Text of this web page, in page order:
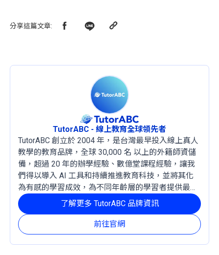
分享這篇文章:
TutorABC - 線上教育全球領先者
TutorABC 創立於 2004 年，是台灣最早投入線上真人
教學的教育品牌，全球 30,000 名 以上的外籍師資儲
備，超過 20 年的辦學經驗、數億堂課程經驗，讓我
們得以導入 AI 工具和持續推進教育科技，並將其化
為有感的學習成效，為不同年齡層的學習者提供最穩
定且有效的成長路徑。
前往官網
了解更多 TutorABC 品牌資訊